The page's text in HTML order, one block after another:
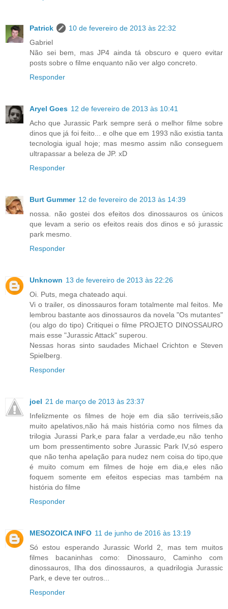
Patrick
10 de fevereiro de 2013 às 22:32
Gabriel
Não sei bem, mas JP4 ainda tá obscuro e quero evitar
posts sobre o filme enquanto não ver algo concreto.
Responder
Aryel Goes 12 de fevereiro de 2013 às 10:41
Acho que Jurassic Park sempre será o melhor filme sobre
dinos que já foi feito... e olhe que em 1993 não existia tanta
tecnologia igual hoje; mas mesmo assim não conseguem
ultrapassar a beleza de JP. xD
Responder
Burt Gummer 12 de fevereiro de 2013 às 14:39
nossa. não gostei dos efeitos dos dinossauros os únicos
que levam a serio os efeitos reais dos dinos e só jurassic
park mesmo.
Responder
Unknown 13 de fevereiro de 2013 às 22:26
Oi. Puts, mega chateado aqui.
Vi o trailer, os dinossauros foram totalmente mal feitos. Me
lembrou bastante aos dinossauros da novela "Os mutantes"
(ou algo do tipo) Critiquei o filme PROJETO DINOSSAURO
mais esse "Jurassic Attack" superou.
Nessas horas sinto saudades Michael Crichton e Steven
Spielberg.
Responder
joel 21 de março de 2013 às 23:37
Infelizmente os filmes de hoje em dia são terriveis,são
muito apelativos,não há mais história como nos filmes da
trilogia Jurassi Park,e para falar a verdade,eu não tenho
um bom pressentimento sobre Jurassic Park IV,só espero
que não tenha apelação para nudez nem coisa do tipo,que
é muito comum em filmes de hoje em dia,e eles não
foquem somente em efeitos especias mas também na
história do filme
Responder
MESOZOICA INFO 11 de junho de 2016 às 13:19
Só estou esperando Jurassic World 2, mas tem muitos
filmes bacaninhas como: Dinossauro, Caminho com
dinossauros, Ilha dos dinossauros, a quadrilogia Jurassic
Park, e deve ter outros...
Responder